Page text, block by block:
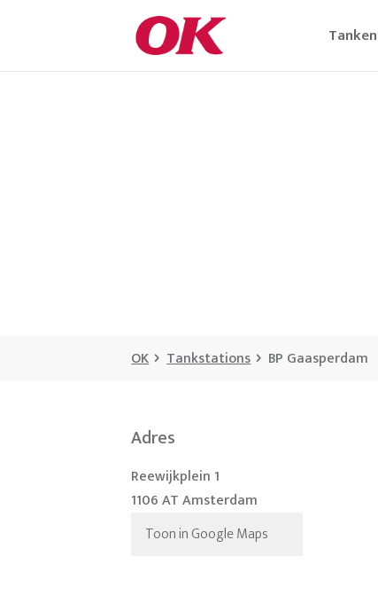
OK Tankstations BP Gaasperdam
Adres
Reewijkplein 1
1106 AT Amsterdam
Toon in Google Maps